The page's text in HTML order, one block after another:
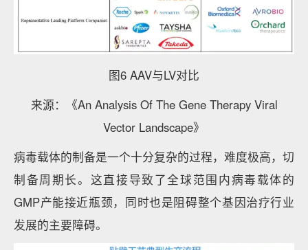
图6 AAV与LV对比
来源：《An Analysis Of The Gene Therapy Viral
Vector Landscape》
病毒载体的制备是一个十分复杂的过程，难度极高，切
制备周期长。这直接导致了全球范围内病毒载体的
GMP产能接近瓶颈，同时也是阻碍整个基因治疗行业
发展的主要障碍。